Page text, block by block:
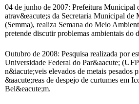
04 de junho de 2007: Prefeitura Municipal
atrav&eacute;s da Secretaria Municipal de
(Semma), realiza Semana do Meio
pretende discutir problemas ambientais do
Outubro de 2008: Pesquisa realizada por
Universidade Federal do Par&aacute;
n&iacute;veis elevados de metais pesados
&aacute;reas de despejo de curtumes em
Bel&eacute;m.